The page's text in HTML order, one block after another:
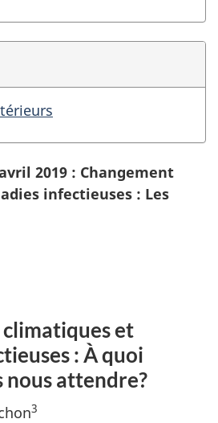
2019 : Changement
infectieuses : Les
et
: À quoi
nous attendre?
3